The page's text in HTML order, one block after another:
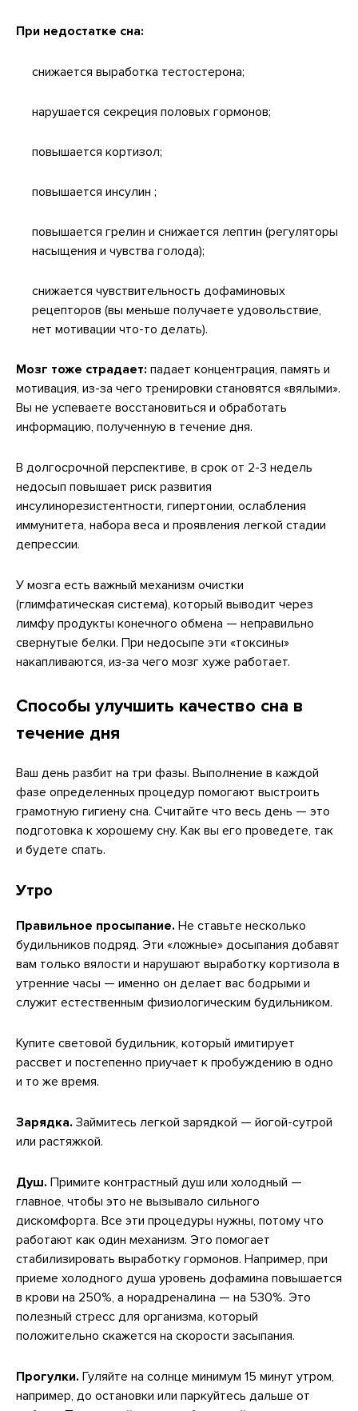
При недостатке сна:
снижается выработка тестостерона;
нарушается секреция половых гормонов;
повышается кортизол;
повышается инсулин ;
повышается грелин и снижается лептин (регуляторы
насыщения и чувства голода);
снижается чувствительность дофаминовых
рецепторов (вы меньше получаете удовольствие,
нет мотивации что-то делать).
Мозг тоже страдает: падает концентрация, память и
мотивация, из-за чего тренировки становятся «вялыми».
Вы не успеваете восстановиться и обработать
информацию, полученную в течение дня.
В долгосрочной перспективе, в срок от 2-3 недель
недосып повышает риск развития
инсулинорезистентности, гипертонии, ослабления
иммунитета, набора веса и проявления легкой стадии
депрессии.
У мозга есть важный механизм очистки
(глимфатическая система), который выводит через
лимфу продукты конечного обмена — неправильно
свернутые белки. При недосыпе эти «токсины»
накапливаются, из-за чего мозг хуже работает.
Способы улучшить качество сна в
течение дня
Ваш день разбит на три фазы. Выполнение в каждой
фазе определенных процедур помогают выстроить
грамотную гигиену сна. Считайте что весь день — это
подготовка к хорошему сну. Как вы его проведете, так
и будете спать.
Утро
Правильное просыпание. Не ставьте несколько
будильников подряд. Эти «ложные» досыпания добавят
вам только вялости и нарушают выработку кортизола в
утренние часы — именно он делает вас бодрыми и
служит естественным физиологическим будильником.
Купите световой будильник, который имитирует
рассвет и постепенно приучает к пробуждению в одно
и то же время.
Зарядка. Займитесь легкой зарядкой — йогой-сутрой
или растяжкой.
Душ. Примите контрастный душ или холодный —
главное, чтобы это не вызывало сильного
дискомфорта. Все эти процедуры нужны, потому что
работают как один механизм. Это помогает
стабилизировать выработку гормонов. Например, при
приеме холодного душа уровень дофамина повышается
в крови на 250%, а норадреналина — на 530%. Это
полезный стресс для организма, который
положительно скажется на скорости засыпания.
Прогулки. Гуляйте на солнце минимум 15 минут утром,
например, до остановки или паркуйтесь дальше от